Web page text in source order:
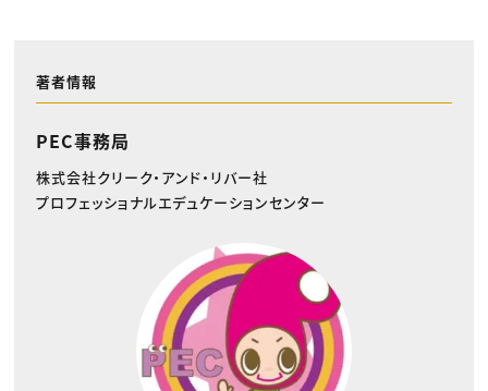
著者情報
PEC事務局
株式会社クリーク・アンド・リバー社
プロフェッショナルエデュケーションセンター